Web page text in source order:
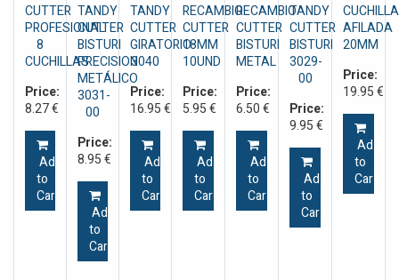
CUTTER
PROFESIONAL
8
CUCHILLAS
Price:
8.27€
Add
to
Cart
TANDY
CUTTER
BISTURI
PRECISION
METÁLICO
3031-
00
Price:
8.95€
Add
to
Cart
TANDY
CUTTER
GIRATORIO
3040
Price:
16.95€
Add
to
Cart
RECAMBIO
CUTTER
18MM
10UND
Price:
5.95€
Add
to
Cart
RECAMBIO
CUTTER
BISTURI
METAL
Price:
6.50€
Add
to
Cart
TANDY
CUTTER
BISTURI
3029-
00
Price:
9.95€
Add
to
Cart
CUCHILLA
AFILADA
20MM
Price:
19.95€
Add
to
Cart